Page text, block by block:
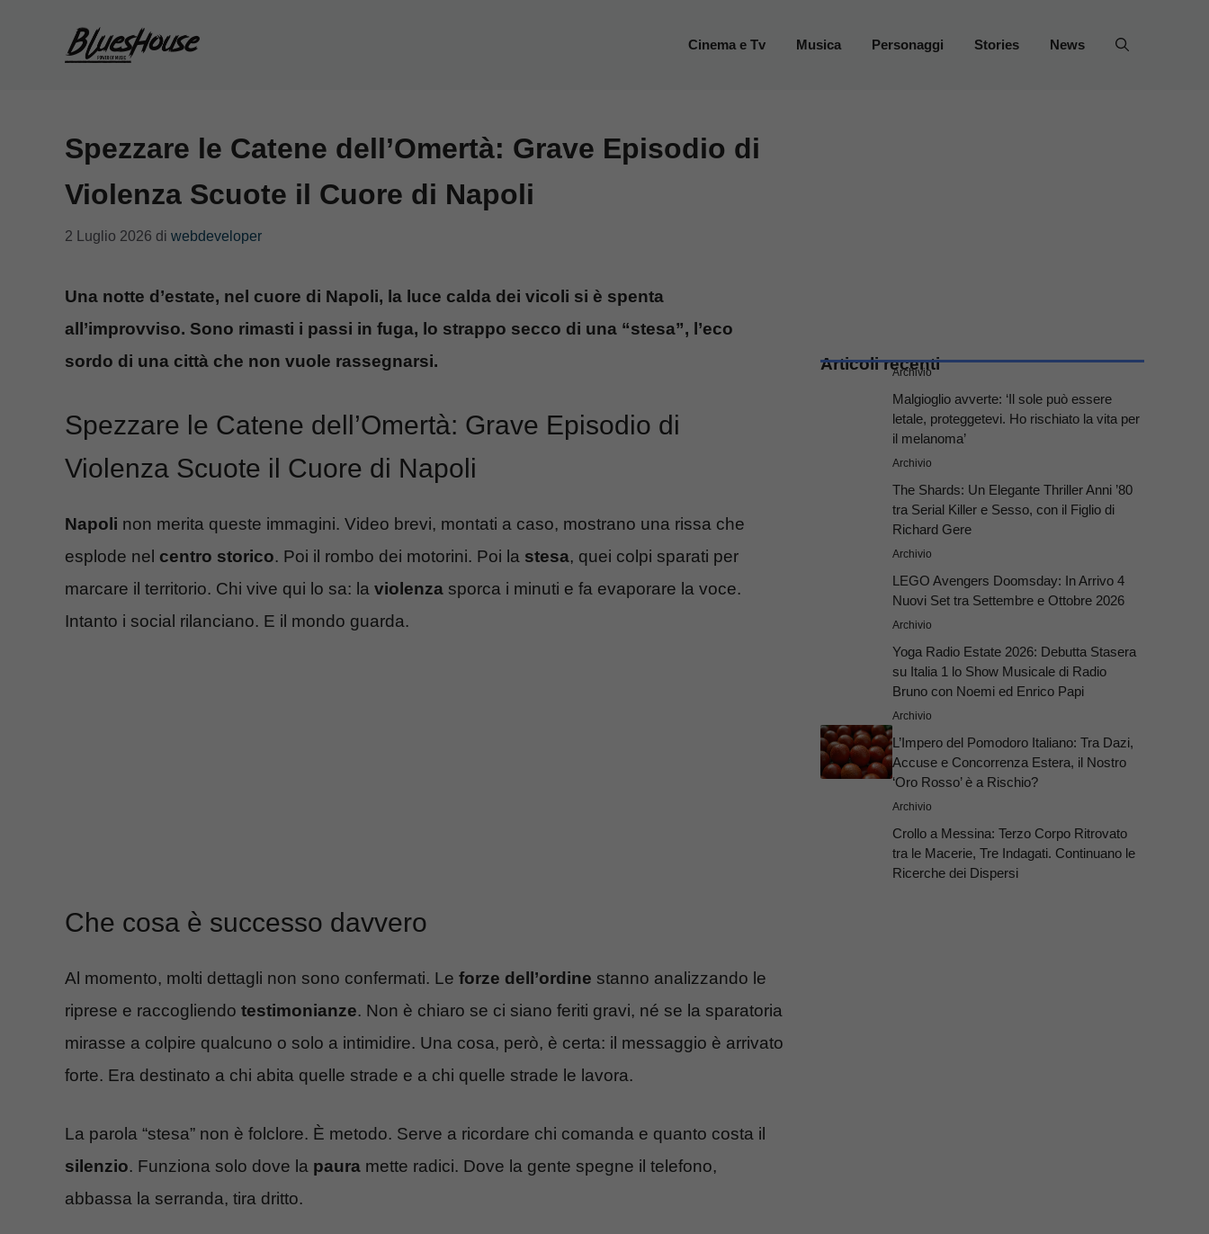
Cinema e Tv Musica Personaggi Stories News
Spezzare le Catene dell’Omertà: Grave Episodio di
Violenza Scuote il Cuore di Napoli
2 Luglio 2026 di webdeveloper
Una notte d’estate, nel cuore di Napoli, la luce calda dei vicoli si è spenta
all’improvviso. Sono rimasti i passi in fuga, lo strappo secco di una “stesa”, l’eco
sordo di una città che non vuole rassegnarsi.
Spezzare le Catene dell’Omertà: Grave Episodio di
Violenza Scuote il Cuore di Napoli
Napoli non merita queste immagini. Video brevi, montati a caso, mostrano una rissa che
esplode nel centro storico. Poi il rombo dei motorini. Poi la stesa, quei colpi sparati per
marcare il territorio. Chi vive qui lo sa: la violenza sporca i minuti e fa evaporare la voce.
Intanto i social rilanciano. E il mondo guarda.
Che cosa è successo davvero
Al momento, molti dettagli non sono confermati. Le forze dell’ordine stanno analizzando le
riprese e raccogliendo testimonianze. Non è chiaro se ci siano feriti gravi, né se la sparatoria
mirasse a colpire qualcuno o solo a intimidire. Una cosa, però, è certa: il messaggio è arrivato
forte. Era destinato a chi abita quelle strade e a chi quelle strade le lavora.
La parola “stesa” non è folclore. È metodo. Serve a ricordare chi comanda e quanto costa il
silenzio. Funziona solo dove la paura mette radici. Dove la gente spegne il telefono,
abbassa la serranda, tira dritto.
Articoli recenti
Archivio
Malgioglio avverte: ‘Il sole può essere
letale, proteggetevi. Ho rischiato la vita per
il melanoma’
Archivio
The Shards: Un Elegante Thriller Anni ’80
tra Serial Killer e Sesso, con il Figlio di
Richard Gere
Archivio
LEGO Avengers Doomsday: In Arrivo 4
Nuovi Set tra Settembre e Ottobre 2026
Archivio
Yoga Radio Estate 2026: Debutta Stasera
su Italia 1 lo Show Musicale di Radio
Bruno con Noemi ed Enrico Papi
Archivio
L’Impero del Pomodoro Italiano: Tra Dazi,
Accuse e Concorrenza Estera, il Nostro
‘Oro Rosso’ è a Rischio?
Archivio
Crollo a Messina: Terzo Corpo Ritrovato
tra le Macerie, Tre Indagati. Continuano le
Ricerche dei Dispersi